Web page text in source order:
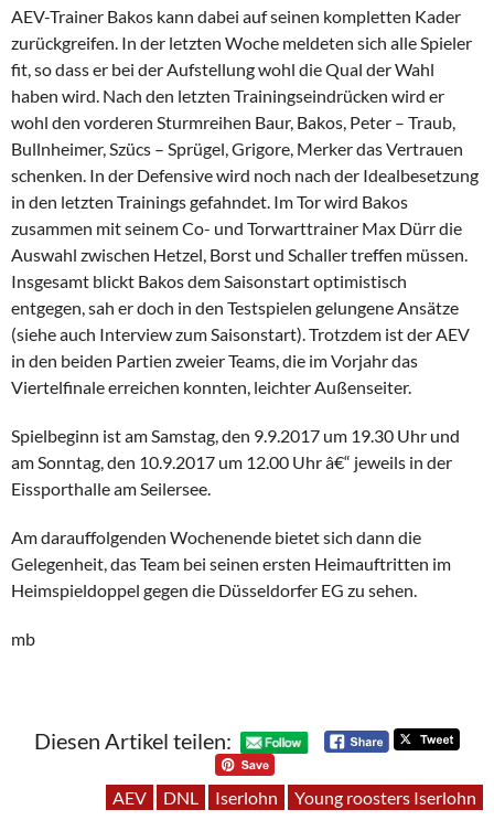
AEV-Trainer Bakos kann dabei auf seinen kompletten Kader
zurückgreifen. In der letzten Woche meldeten sich alle Spieler
fit, so dass er bei der Aufstellung wohl die Qual der Wahl
haben wird. Nach den letzten Trainingseindrücken wird er
wohl den vorderen Sturmreihen Baur, Bakos, Peter – Traub,
Bullnheimer, Szücs – Sprügel, Grigore, Merker das Vertrauen
schenken. In der Defensive wird noch nach der Idealbesetzung
in den letzten Trainings gefahndet. Im Tor wird Bakos
zusammen mit seinem Co- und Torwarttrainer Max Dürr die
Auswahl zwischen Hetzel, Borst und Schaller treffen müssen.
Insgesamt blickt Bakos dem Saisonstart optimistisch
entgegen, sah er doch in den Testspielen gelungene Ansätze
(siehe auch Interview zum Saisonstart). Trotzdem ist der AEV
in den beiden Partien zweier Teams, die im Vorjahr das
Viertelfinale erreichen konnten, leichter Außenseiter.
Spielbeginn ist am Samstag, den 9.9.2017 um 19.30 Uhr und
am Sonntag, den 10.9.2017 um 12.00 Uhr â€“ jeweils in der
Eissporthalle am Seilersee.
Am darauffolgenden Wochenende bietet sich dann die
Gelegenheit, das Team bei seinen ersten Heimauftritten im
Heimspieldoppel gegen die Düsseldorfer EG zu sehen.
mb
Diesen Artikel teilen:
AEV DNL Iserlohn Young roosters Iserlohn